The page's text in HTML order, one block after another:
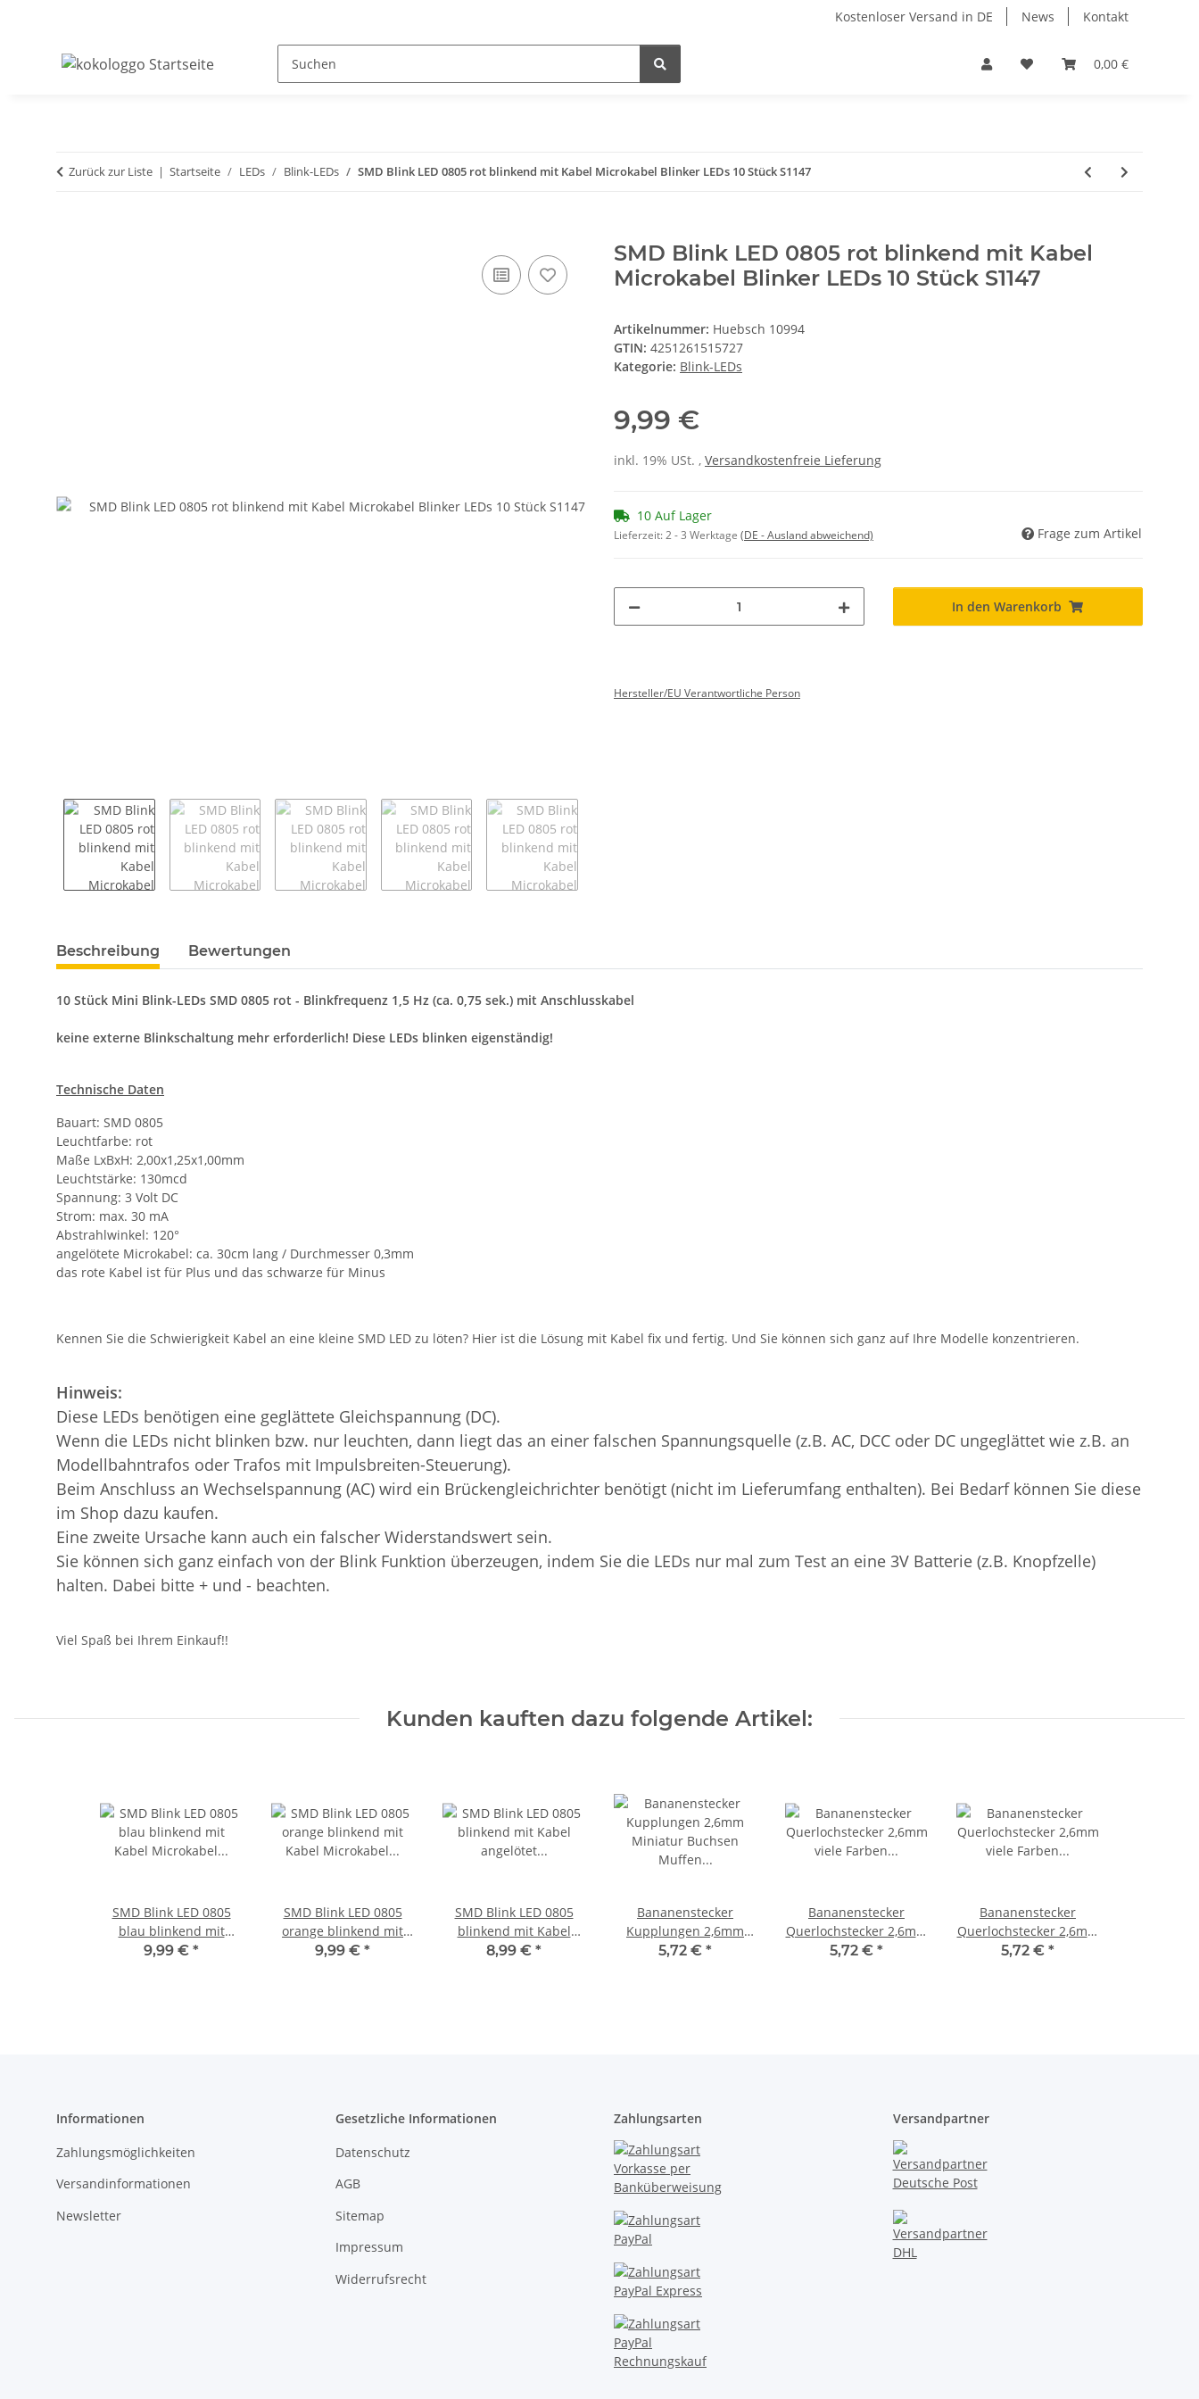
Kostenloser Versand in DE News Kontakt
0,00 €
Zurück zur Liste Startseite LEDs Blink-LEDs SMD Blink LED 0805 rot blinkend mit Kabel Microkabel Blinker LEDs 10 Stück S1147
SMD Blink LED 0805 rot blinkend mit Kabel
Microkabel Blinker LEDs 10 Stück S1147
Artikelnummer: Huebsch 10994
GTIN: 4251261515727
Kategorie: Blink-LEDs
9,99 €
inkl. 19% USt. , Versandkostenfreie Lieferung
10 Auf Lager
Lieferzeit:2 - 3 Werktage (DE - Ausland abweichend) Frage zum Artikel
In den Warenkorb
Hersteller/EU Verantwortliche Person
weitere Registerkarten anzeigen
Beschreibung Bewertungen
10 Stück Mini Blink-LEDs SMD 0805 rot - Blinkfrequenz 1,5 Hz (ca. 0,75 sek.) mit Anschlusskabel
keine externe Blinkschaltung mehr erforderlich! Diese LEDs blinken eigenständig!
Technische Daten
Bauart: SMD 0805
Leuchtfarbe: rot
Maße LxBxH: 2,00x1,25x1,00mm
Leuchtstärke: 130mcd
Spannung: 3 Volt DC
Strom: max. 30 mA
Abstrahlwinkel: 120°
angelötete Microkabel: ca. 30cm lang / Durchmesser 0,3mm
das rote Kabel ist für Plus und das schwarze für Minus
Kennen Sie die Schwierigkeit Kabel an eine kleine SMD LED zu löten? Hier ist die Lösung mit Kabel fix und fertig. Und Sie können sich ganz auf Ihre Modelle konzentrieren.
Hinweis:
Diese LEDs benötigen eine geglättete Gleichspannung (DC).
Wenn die LEDs nicht blinken bzw. nur leuchten, dann liegt das an einer falschen Spannungsquelle (z.B. AC, DCC oder DC ungeglättet wie z.B. an
Modellbahntrafos oder Trafos mit Impulsbreiten-Steuerung).
Beim Anschluss an Wechselspannung (AC) wird ein Brückengleichrichter benötigt (nicht im Lieferumfang enthalten). Bei Bedarf können Sie diese
im Shop dazu kaufen.
Eine zweite Ursache kann auch ein falscher Widerstandswert sein.
Sie können sich ganz einfach von der Blink Funktion überzeugen, indem Sie die LEDs nur mal zum Test an eine 3V Batterie (z.B. Knopfzelle)
halten. Dabei bitte + und - beachten.
Viel Spaß bei Ihrem Einkauf!!
Kunden kauften dazu folgende Artikel:
SMD Blink LED 0805
blau blinkend mit
Kabel Microkabel LEDs
9,99 € *
SMD Blink LED 0805
orange blinkend mit
Kabel Microkabel LEDs
9,99 € *
SMD Blink LED 0805
blinkend mit Kabel
angelötet Ø 0,3mm
8,99 € *
Bananenstecker
Kupplungen 2,6mm
Miniatur Buchsen
5,72 € *
Bananenstecker
Querlochstecker 2,6mm
viele Farben Miniatur
5,72 € *
Bananenstecker
Querlochstecker 2,6mm
viele Farben Miniatur
5,72 € *
Informationen
Zahlungsmöglichkeiten
Versandinformationen
Newsletter
Gesetzliche Informationen
Datenschutz
AGB
Sitemap
Impressum
Widerrufsrecht
Zahlungsarten Versandpartner